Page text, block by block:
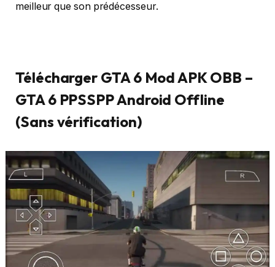
meilleur que son prédécesseur.
Télécharger GTA 6 Mod APK OBB –
GTA 6 PPSSPP Android Offline
(Sans vérification)